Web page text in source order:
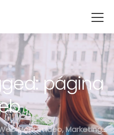
página
Diseño Web Uruguay - ZionWeb Montevideo, Marketing Digital, SEO